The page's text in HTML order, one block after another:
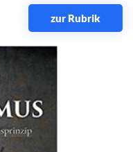
zur Rubrik